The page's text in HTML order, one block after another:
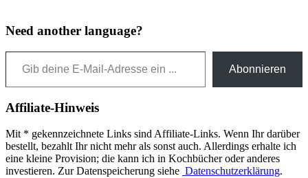
Need another language?
Gib deine E-Mail-Adresse ein ...
Abonnieren
Affiliate-Hinweis
Mit * gekennzeichnete Links sind Affiliate-Links. Wenn Ihr darüber
bestellt, bezahlt Ihr nicht mehr als sonst auch. Allerdings erhalte ich
eine kleine Provision; die kann ich in Kochbücher oder anderes
investieren. Zur Datenspeicherung siehe Datenschutzerklärung.